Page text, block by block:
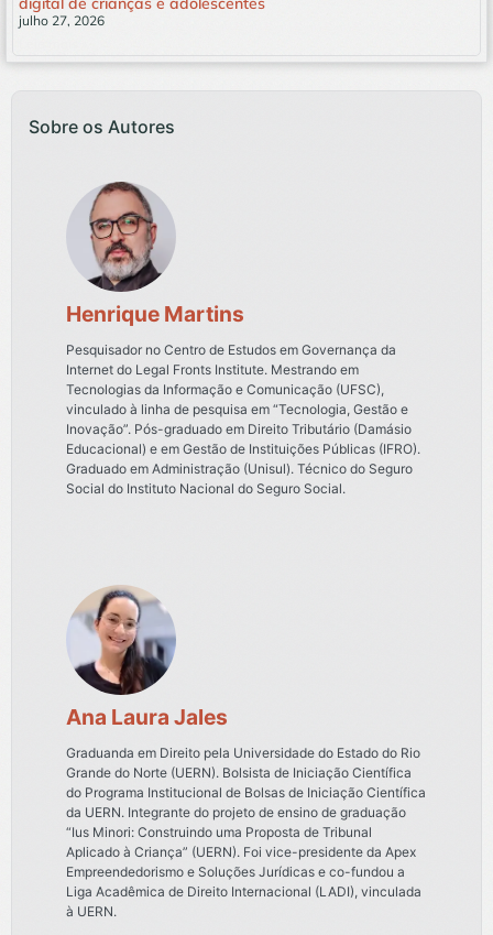
julho 27, 2026
Sobre os Autores
Henrique Martins
Pesquisador no Centro de Estudos em Governança da
Internet do Legal Fronts Institute. Mestrando em
Tecnologias da Informação e Comunicação (UFSC),
vinculado à linha de pesquisa em “Tecnologia, Gestão e
Inovação”. Pós-graduado em Direito Tributário (Damásio
Educacional) e em Gestão de Instituições Públicas (IFRO).
Graduado em Administração (Unisul). Técnico do Seguro
Social do Instituto Nacional do Seguro Social.
Ana Laura Jales
Graduanda em Direito pela Universidade do Estado do Rio
Grande do Norte (UERN). Bolsista de Iniciação Científica
do Programa Institucional de Bolsas de Iniciação Científica
da UERN. Integrante do projeto de ensino de graduação
“Ius Minori: Construindo uma Proposta de Tribunal
Aplicado à Criança” (UERN). Foi vice-presidente da Apex
Empreendedorismo e Soluções Jurídicas e co-fundou a
Liga Acadêmica de Direito Internacional (LADI), vinculada
à UERN.